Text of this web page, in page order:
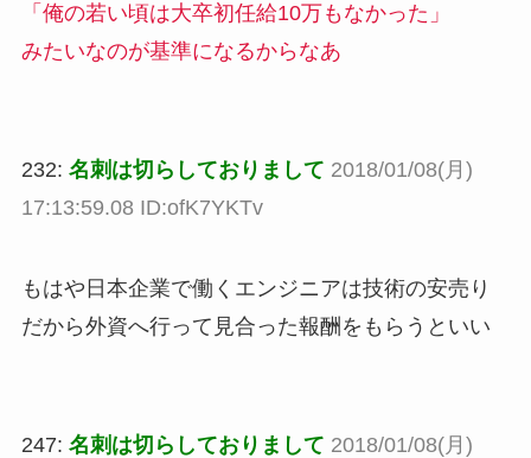
「俺の若い頃は大卒初任給10万もなかった」
みたいなのが基準になるからなあ
232: 名刺は切らしておりまして 2018/01/08(月)
17:13:59.08 ID:ofK7YKTv
もはや日本企業で働くエンジニアは技術の安売り
だから外資へ行って見合った報酬をもらうといい
247: 名刺は切らしておりまして 2018/01/08(月)